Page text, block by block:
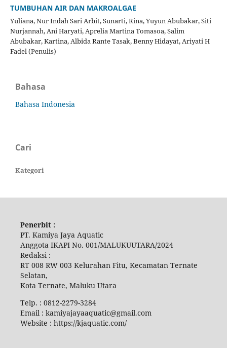
TUMBUHAN AIR DAN MAKROALGAE
Yuliana, Nur Indah Sari Arbit, Sunarti, Rina, Yuyun Abubakar, Siti
Nurjannah, Ani Haryati, Aprelia Martina Tomasoa, Salim
Abubakar, Kartina, Albida Rante Tasak, Benny Hidayat, Ariyati H
Fadel (Penulis)
Bahasa
Bahasa Indonesia
Cari
Kategori
Penerbit :
PT. Kamiya Jaya Aquatic
Anggota IKAPI No. 001/MALUKUUTARA/2024
Redaksi :
RT 008 RW 003 Kelurahan Fitu, Kecamatan Ternate
Selatan,
Kota Ternate, Maluku Utara
Telp. : 0812-2279-3284
Email : kamiyajayaaquatic@gmail.com
Website : https://kjaquatic.com/